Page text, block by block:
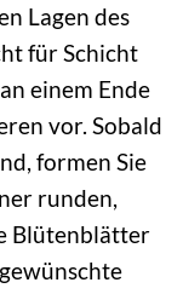
Lagen des
für Schicht
einem Ende
vor. Sobald
formen Sie
runden,
Blütenblätter